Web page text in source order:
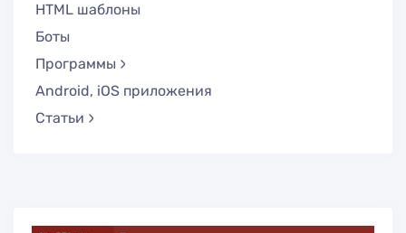
HTML шаблоны
Боты
Программы
Android, iOS приложения
Статьи